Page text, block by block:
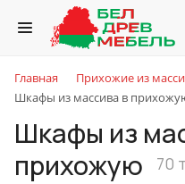
Главная
Прихожие из
Шкафы из массива в
Шкафы из
прихожую
70